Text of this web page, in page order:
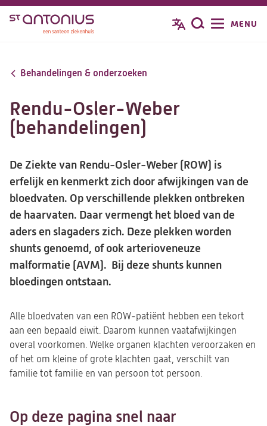
Overslaan
inhoud
Zoeken
MENU
Behandelingen & onderzoeken
Rendu-Osler-Weber
(behandelingen)
De Ziekte van Rendu-Osler-Weber (ROW) is
erfelijk en kenmerkt zich door afwijkingen van de
bloedvaten. Op verschillende plekken ontbreken
de haarvaten. Daar vermengt het bloed van de
aders en slagaders zich. Deze plekken worden
shunts genoemd, of ook arterioveneuze
malformatie (AVM). Bij deze shunts kunnen
bloedingen ontstaan.
Alle bloedvaten van een ROW-patiënt hebben een tekort
aan een bepaald eiwit. Daarom kunnen vaatafwijkingen
overal voorkomen. Welke organen klachten veroorzaken en
of het om kleine of grote klachten gaat, verschilt van
familie tot familie en van persoon tot persoon.
Op deze pagina snel naar